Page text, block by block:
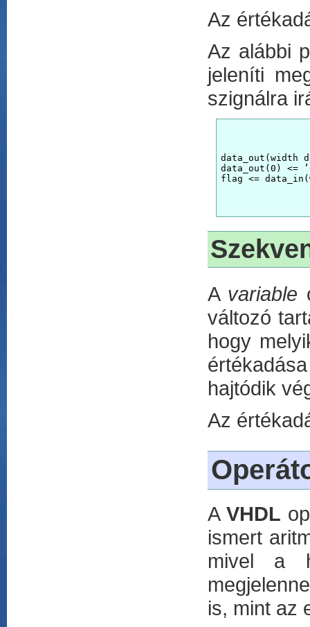
Az
Az alábbi
jeleníti
szignálra
data_out(width
data_out(0) <=
A variable
változó
hogy
hajtódik
Az
A VHDL
ismert
mivel a
is, mint az